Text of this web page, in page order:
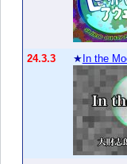
24.3.3
★ In the